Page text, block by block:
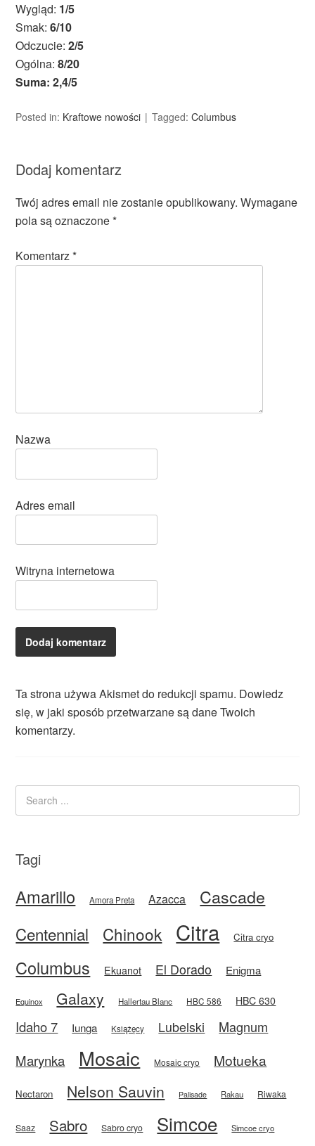
Wygląd: 1/5
Smak:6/10
Odczucie:2/5
Ogólna:8/20
Suma: 2,4/5
Posted in: Kraftowe nowości Tagged:Columbus
Dodaj komentarz
Twój adres email nie zostanie opublikowany. Wymagane
pola są oznaczone*
Komentarz*
Nazwa
Adres email
Witryna internetowa
Ta strona używa Akismet do redukcji spamu. Dowiedz
się, w jaki sposób przetwarzane są dane Twoich
komentarzy.
Tagi
Amarillo Amora Preta Azacca Cascade
Centennial Chinook Citra Citra cryo
Columbus Ekuanot El Dorado Enigma
Equinox Galaxy Hallertau Blanc HBC 586 HBC 630
Idaho 7 Iunga Książęcy Lubelski
Magnum
Marynka
Mosaic Mosaic cryo Motueka
Nectaron Nelson Sauvin Palisade Rakau Riwaka
Saaz Sabro Sabro cryo Simcoe Simcoe cryo